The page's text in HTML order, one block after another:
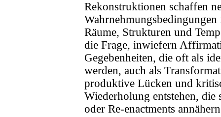
Rekonstruktionen schaffen
Räume, Strukturen und
die Frage, inwiefern
Gegebenheiten, die oft als
werden, auch als
produktive Lücken und
Wiederholung entstehen, die
oder Re-enactments